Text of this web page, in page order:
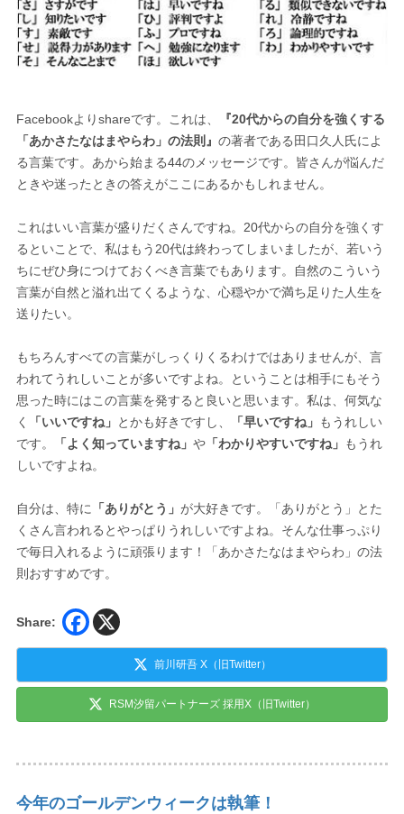
Facebookよりshareです。これは、
『20代からの自分を強くする
「あかさたなはまやらわ」の法則』 の著者である田口久人氏によ
る言葉です。あから始まる44のメッセージです。皆さんが悩んだ
ときや迷ったときの答えがここにあるかもしれません。
これはいい言葉が盛りだくさんですね。20代からの自分を強くす
るといことで、私はもう20代は終わってしまいましたが、若いう
ちにぜひ身につけておくべき言葉でもあります。自然のこういう
言葉が自然と溢れ出てくるような、心穏やかで満ち足りた人生を
送りたい。
もちろんすべての言葉がしっくりくるわけではありませんが、言
われてうれしいことが多いですよね。ということは相手にもそう
思った時にはこの言葉を発すると良いと思います。私は、何気な
く
「いいですね」 とかも好きですし、 「早いですね」 もうれしい
です。
「よく知っていますね」 や「わかりやすいですね」 もうれ
しいですよね。
自分は、特に 「ありがとう」 が大好きです。「ありがとう」とた
くさん言われるとやっぱりうれしいですよね。そんな仕事っぷり
で毎日入れるように頑張ります！「あかさたなはまやらわ」の法
則おすすめです。
Share:
前川研吾 X（旧Twitter）
RSM汐留パートナーズ 採用X（旧Twitter）
今年のゴールデンウィークは執筆！